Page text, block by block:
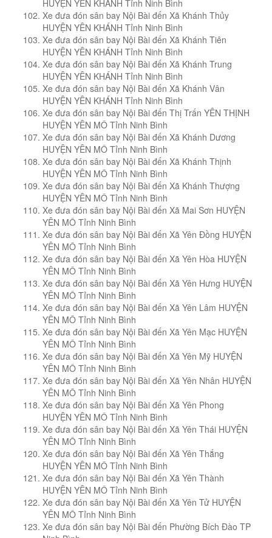
HUYỆN YÊN KHÁNH Tỉnh Ninh Bình
Xe đưa đón sân bay Nội Bài đến Xã Khánh Thủy
HUYỆN YÊN KHÁNH Tỉnh Ninh Bình
Xe đưa đón sân bay Nội Bài đến Xã Khánh Tiên
HUYỆN YÊN KHÁNH Tỉnh Ninh Bình
Xe đưa đón sân bay Nội Bài đến Xã Khánh Trung
HUYỆN YÊN KHÁNH Tỉnh Ninh Bình
Xe đưa đón sân bay Nội Bài đến Xã Khánh Vân
HUYỆN YÊN KHÁNH Tỉnh Ninh Bình
Xe đưa đón sân bay Nội Bài đến Thị Trấn YÊN THỊNH
HUYỆN YÊN MÔ Tỉnh Ninh Bình
Xe đưa đón sân bay Nội Bài đến Xã Khánh Dương
HUYỆN YÊN MÔ Tỉnh Ninh Bình
Xe đưa đón sân bay Nội Bài đến Xã Khánh Thịnh
HUYỆN YÊN MÔ Tỉnh Ninh Bình
Xe đưa đón sân bay Nội Bài đến Xã Khánh Thượng
HUYỆN YÊN MÔ Tỉnh Ninh Bình
Xe đưa đón sân bay Nội Bài đến Xã Mai Sơn HUYỆN
YÊN MÔ Tỉnh Ninh Bình
Xe đưa đón sân bay Nội Bài đến Xã Yên Đồng HUYỆN
YÊN MÔ Tỉnh Ninh Bình
Xe đưa đón sân bay Nội Bài đến Xã Yên Hòa HUYỆN
YÊN MÔ Tỉnh Ninh Bình
Xe đưa đón sân bay Nội Bài đến Xã Yên Hưng HUYỆN
YÊN MÔ Tỉnh Ninh Bình
Xe đưa đón sân bay Nội Bài đến Xã Yên Lâm HUYỆN
YÊN MÔ Tỉnh Ninh Bình
Xe đưa đón sân bay Nội Bài đến Xã Yên Mạc HUYỆN
YÊN MÔ Tỉnh Ninh Bình
Xe đưa đón sân bay Nội Bài đến Xã Yên Mỹ HUYỆN
YÊN MÔ Tỉnh Ninh Bình
Xe đưa đón sân bay Nội Bài đến Xã Yên Nhân HUYỆN
YÊN MÔ Tỉnh Ninh Bình
Xe đưa đón sân bay Nội Bài đến Xã Yên Phong
HUYỆN YÊN MÔ Tỉnh Ninh Bình
Xe đưa đón sân bay Nội Bài đến Xã Yên Thái HUYỆN
YÊN MÔ Tỉnh Ninh Bình
Xe đưa đón sân bay Nội Bài đến Xã Yên Thắng
HUYỆN YÊN MÔ Tỉnh Ninh Bình
Xe đưa đón sân bay Nội Bài đến Xã Yên Thành
HUYỆN YÊN MÔ Tỉnh Ninh Bình
Xe đưa đón sân bay Nội Bài đến Xã Yên Tử HUYỆN
YÊN MÔ Tỉnh Ninh Bình
Xe đưa đón sân bay Nội Bài đến Phường Bích Đào TP